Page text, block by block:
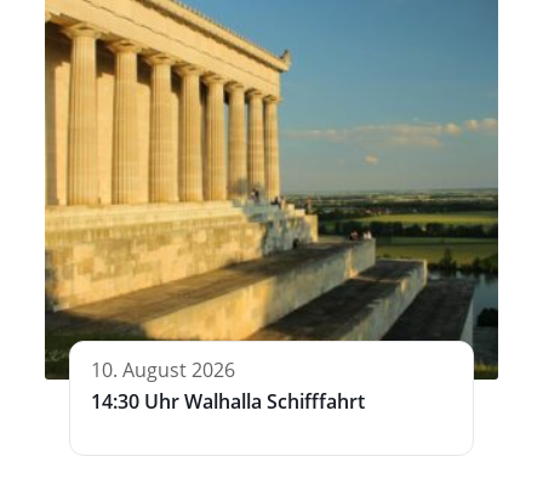
10. August 2026
14:30 Uhr Walhalla Schifffahrt